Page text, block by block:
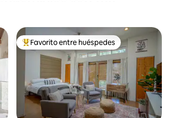
De los mejores en Favorito entre huéspedes
Favorito entre huéspedes